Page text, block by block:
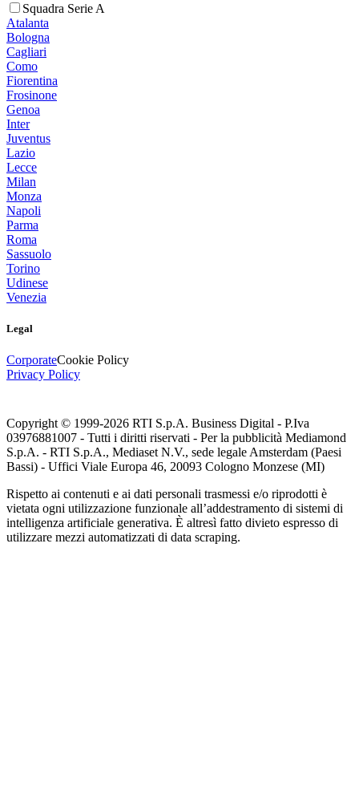
Squadra Serie A
Atalanta
Bologna
Cagliari
Como
Fiorentina
Frosinone
Genoa
Inter
Juventus
Lazio
Lecce
Milan
Monza
Napoli
Parma
Roma
Sassuolo
Torino
Udinese
Venezia
Legal
CorporateCookie Policy
Privacy Policy
Copyright © 1999-2026 RTI S.p.A. Business Digital - P.Iva
03976881007 - Tutti i diritti riservati - Per la pubblicità Mediamond
S.p.A. - RTI S.p.A., Mediaset N.V., sede legale Amsterdam (Paesi
Bassi) - Uffici Viale Europa 46, 20093 Cologno Monzese (MI)
Rispetto ai contenuti e ai dati personali trasmessi e/o riprodotti è
vietata ogni utilizzazione funzionale all’addestramento di sistemi di
intelligenza artificiale generativa. È altresì fatto divieto espresso di
utilizzare mezzi automatizzati di data scraping.